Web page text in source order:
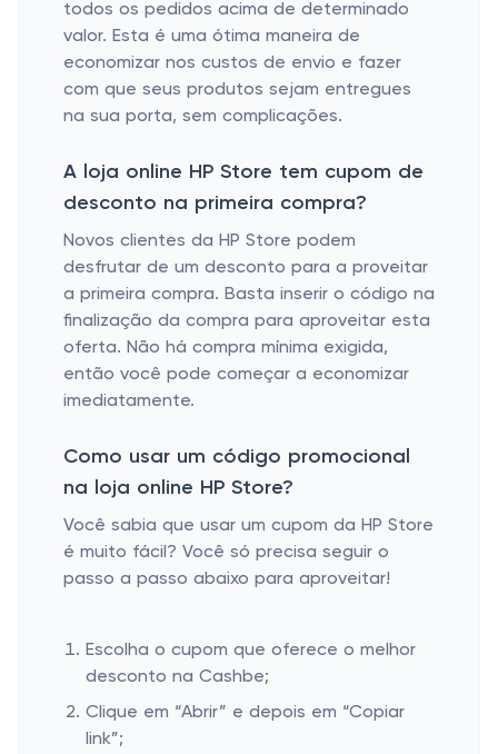
todos os pedidos acima de determinado
valor. Esta é uma ótima maneira de
economizar nos custos de envio e fazer
com que seus produtos sejam entregues
na sua porta, sem complicações.
A loja online HP Store tem cupom de
desconto na primeira compra?
Novos clientes da HP Store podem
desfrutar de um desconto para a proveitar
a primeira compra. Basta inserir o código na
finalização da compra para aproveitar esta
oferta. Não há compra mínima exigida,
então você pode começar a economizar
imediatamente.
Como usar um código promocional
na loja online HP Store?
Você sabia que usar um cupom da HP Store
é muito fácil? Você só precisa seguir o
passo a passo abaixo para aproveitar!
Escolha o cupom que oferece o melhor
desconto na Cashbe;
Clique em “Abrir” e depois em “Copiar
link”;